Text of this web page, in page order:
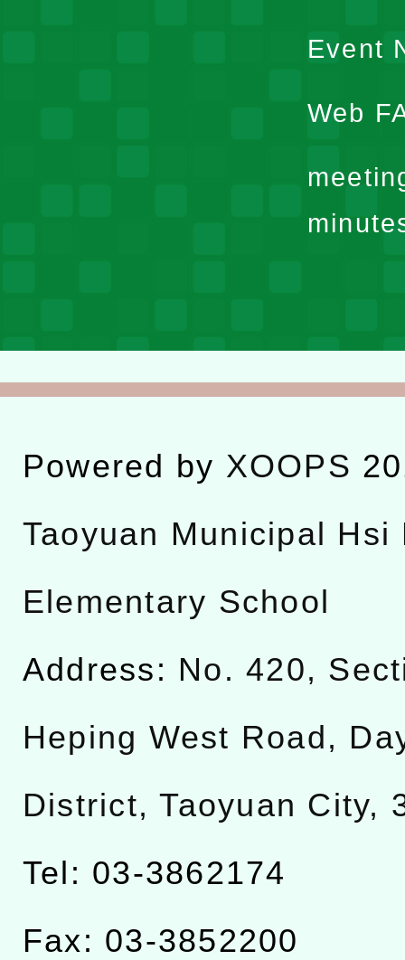
Event
Web
Powered by XOOPS
Taoyuan Municipal Hsi
Elementary School
Address: No. 420,
Heping West Road,
District, Taoyuan City,
Tel: 03-3862174
Fax: 03-3852200